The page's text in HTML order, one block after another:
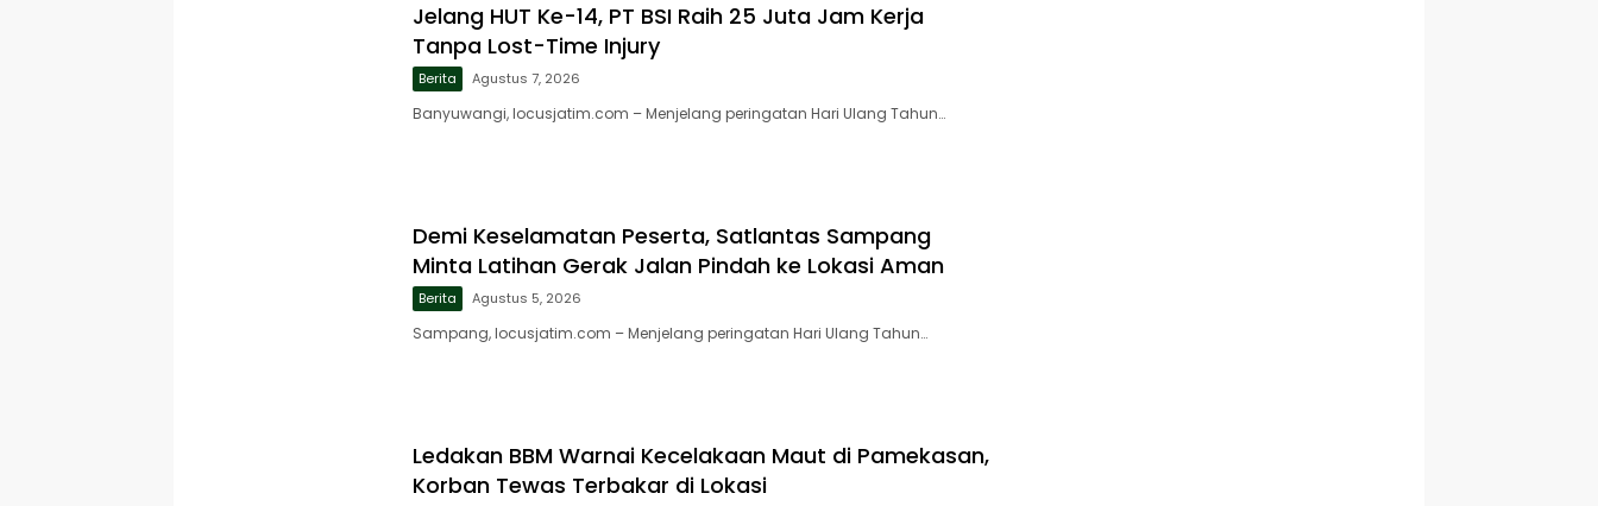
Jelang HUT Ke-14, PT BSI Raih 25 Juta Jam Kerja
Tanpa Lost-Time Injury
Berita Agustus 7, 2026
Banyuwangi, locusjatim.com – Menjelang peringatan Hari Ulang Tahun…
Demi Keselamatan Peserta, Satlantas Sampang
Minta Latihan Gerak Jalan Pindah ke Lokasi Aman
Berita Agustus 5, 2026
Sampang, locusjatim.com – Menjelang peringatan Hari Ulang Tahun…
Ledakan BBM Warnai Kecelakaan Maut di Pamekasan,
Korban Tewas Terbakar di Lokasi